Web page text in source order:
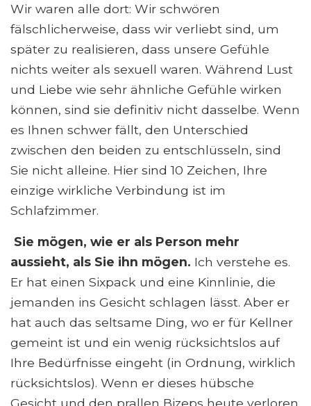
Wir waren alle dort: Wir schwören
fälschlicherweise, dass wir verliebt sind, um
später zu realisieren, dass unsere Gefühle
nichts weiter als sexuell waren. Während Lust
und Liebe wie sehr ähnliche Gefühle wirken
können, sind sie definitiv nicht dasselbe. Wenn
es Ihnen schwer fällt, den Unterschied
zwischen den beiden zu entschlüsseln, sind
Sie nicht alleine. Hier sind 10 Zeichen, Ihre
einzige wirkliche Verbindung ist im
Schlafzimmer.
Sie mögen, wie er als Person mehr
aussieht, als Sie ihn mögen. Ich verstehe es.
Er hat einen Sixpack und eine Kinnlinie, die
jemanden ins Gesicht schlagen lässt. Aber er
hat auch das seltsame Ding, wo er für Kellner
gemeint ist und ein wenig rücksichtslos auf
Ihre Bedürfnisse eingeht (in Ordnung, wirklich
rücksichtslos). Wenn er dieses hübsche
Gesicht und den prallen Bizeps heute verloren